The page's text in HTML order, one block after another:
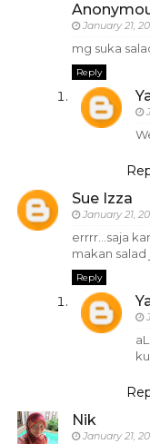
January 21,
mg suka
Reply
Sue Izza
January 21,
errrr...saja
makan salad
Reply
Nik
January 21,